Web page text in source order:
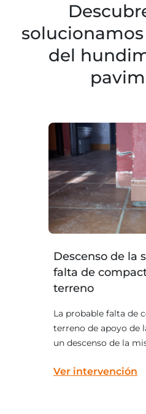
del
Descenso de la
falta de
terreno
La probable falta de
terreno de apoyo de
un descenso de la
Ver intervención